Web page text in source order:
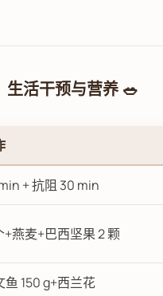
活干预与营养 🥗
+ 抗阻 30 min
+燕麦+巴西坚果 2 颗
鱼 150 g+西兰花